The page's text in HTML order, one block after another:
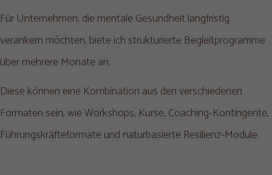
Für Unternehmen, die mentale Gesundheit langfristig
verankern möchten, biete ich strukturierte Begleitprogramme
über mehrere Monate an.
Diese können eine Kombination aus den verschiedenen
Formaten sein, wie Workshops, Kurse, Coaching-Kontingente,
Führungskräfteformate und naturbasierte Resilienz-Module.